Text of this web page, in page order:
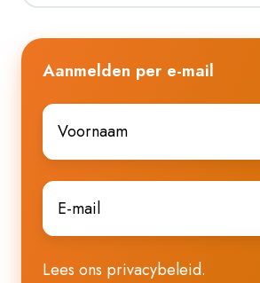
Aanmelden per e-mail
Voornaam
E-
mail*
Lees ons privacybeleid.